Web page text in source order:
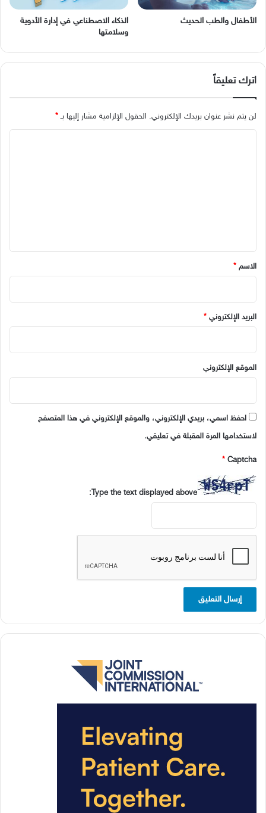
الأطفال والطب الحديث
الذكاء الاصطناعي في إدارة الأدوية
وسلامتها
اترك تعليقاً
لن يتم نشر عنوان بريدك الإلكتروني. الحقول الإلزامية مشار إليها بـ*
*
الاسم *
البريد الإلكتروني *
الموقع الإلكتروني
احفظ اسمي، بريدي الإلكتروني، والموقع الإلكتروني في هذا المتصفح
لاستخدامها المرة المقبلة في تعليقي.
Captcha
*
Type the text displayed above: